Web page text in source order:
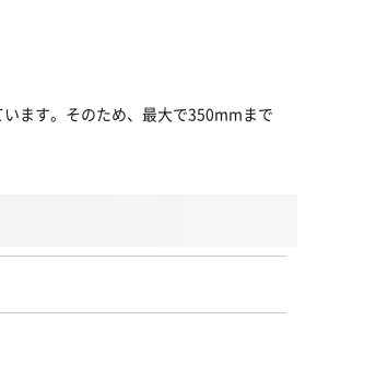
ます。そのため、最大で350mmまで